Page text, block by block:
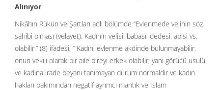
Alınıyor
Nikâhın Rükün ve Şartları adlı bölümde “Evlenmede velinin söz
sahibi olması (velayet). Kadının velisi; babası, dedesi, abisi vs.
olabilir.” (8) ifadesi, “ Kadın, evlenme akdinde bulunmayabilir,
onun vekili olarak bir aile bireyi erkek olabilir, yani görücü usulü
ve kadına irade beyanı tanımayan durum normaldir ve kadın
hakları bakımından negatif ayrımcı mantık ve İslam